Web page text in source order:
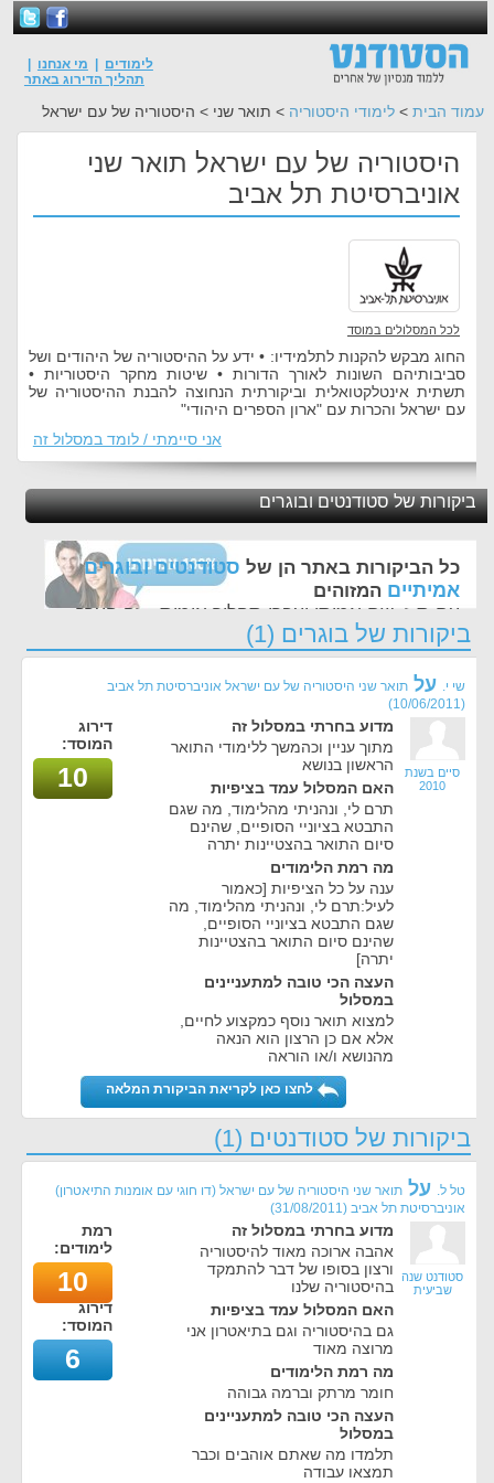
לימודים מי אנחנו
תהליך הדירוג באתר
עמוד הבית > לימודי היסטוריה > תואר שני > היסטוריה של עם ישראל
היסטוריה של עם ישראל תואר שני
אוניברסיטת תל אביב
לכל המסלולים במוסד
החוג מבקש להקנות לתלמידיו: • ידע על ההיסטוריה של היהודים ושל
סביבותיהם השונות לאורך הדורות • שיטות מחקר היסטוריות •
תשתית אינטלקטואלית וביקורתית הנחוצה להבנת ההיסטוריה של
עם ישראל והכרות עם "ארון הספרים היהודי"
אני סיימתי / לומד במסלול זה
ביקורות של סטודנטים ובוגרים
כל הביקורות באתר הן של סטודנטים ובוגרים
אמיתיים המזוהים
עם ת.ז, שם אמיתי ועברו תהליך אימות - זה הערך
החשוב לנו ביותר באתר
ביקורות של בוגרים (1)
שי י. על תואר שני היסטוריה של עם ישראל אוניברסיטת תל אביב
(10/06/2011)
סיים בשנת
2010
מדוע בחרתי במסלול זה
מתוך עניין וכהמשך ללימודי התואר
הראשון בנושא
האם המסלול עמד בציפיות
תרם לי, ונהניתי מהלימוד, מה שגם
התבטא בציוניי הסופיים, שהינם
סיום התואר בהצטיינות יתרה
מה רמת הלימודים
ענה על כל הציפיות [כאמור
לעיל:תרם לי, ונהניתי מהלימוד, מה
שגם התבטא בציוניי הסופיים,
שהינם סיום התואר בהצטיינות
יתרה]
העצה הכי טובה למתעניינים
במסלול
למצוא תואר נוסף כמקצוע לחיים,
אלא אם כן הרצון הוא הנאה
מהנושא ו/או הוראה
דירוג
המוסד:
10
לחצו כאן לקריאת הביקורת המלאה
ביקורות של סטודנטים (1)
טל ל. על תואר שני היסטוריה של עם ישראל (דו חוגי עם אומנות התיאטרון)
אוניברסיטת תל אביב (
31/08/2011
)
סטודנט שנה
שביעית
מדוע בחרתי במסלול זה
אהבה ארוכה מאוד להיסטוריה
ורצון בסופו של דבר להתמקד
בהיסטוריה שלנו
האם המסלול עמד בציפיות
גם בהיסטוריה וגם בתיאטרון אני
מרוצה מאוד
מה רמת הלימודים
חומר מרתק וברמה גבוהה
העצה הכי טובה למתעניינים
במסלול
תלמדו מה שאתם אוהבים וכבר
תמצאו עבודה
רמת
לימודים:
10
דירוג
המוסד:
6